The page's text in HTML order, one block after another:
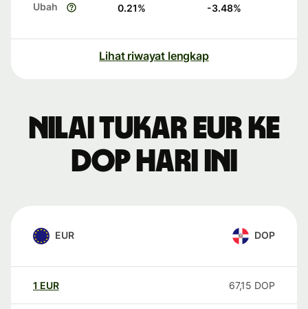
Ubah 0.21% -3.48%
Lihat riwayat lengkap
Nilai tukar EUR ke
DOP hari ini
EUR DOP
1 EUR 67,15 DOP